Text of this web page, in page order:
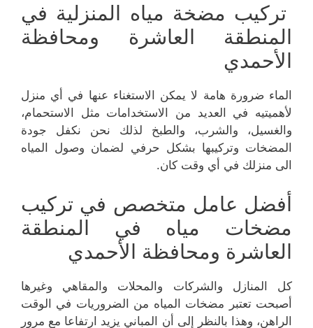
تركيب مضخة مياه المنزلية في
المنطقة العاشرة ومحافظة
الأحمدي
الماء ضرورة هامة لا يمكن الاستغناء عنها في أي منزل
لأهميتيه في العديد من الاستخدامات مثل الاستحمام،
والغسيل، والشرب، والطبخ لذلك نحن نكفل جودة
المضخات وتركيبها بشكل حرفي لضمان وصول المياه
الى منزلك في أي وقت كان.
أفضل عامل متخصص في تركيب
مضخات مياه في المنطقة
العاشرة ومحافظة الأحمدي
كل المنازل والشركات والمحلات والمقاهي وغيرها
أصبحت تعتبر مضخات المياه من الضروريات في الوقت
الراهن، وهذا بالنظر إلى أن المباني يزيد ارتفاعا مع مرور